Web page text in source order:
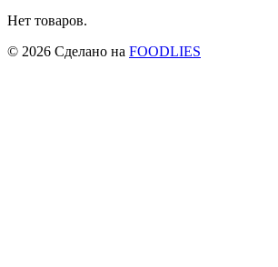
Нет товаров.
© 2026 Сделано на FOODLIES